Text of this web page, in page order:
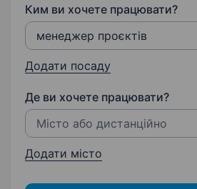
Ким ви хочете працювати?
Додати посаду
Де ви хочете працювати?
Додати місто